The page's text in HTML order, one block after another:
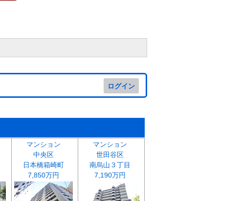
ログイン
マンション
中央区
日本橋箱崎町
7,850万円
マンション
世田谷区
南烏山３丁目
7,190万円